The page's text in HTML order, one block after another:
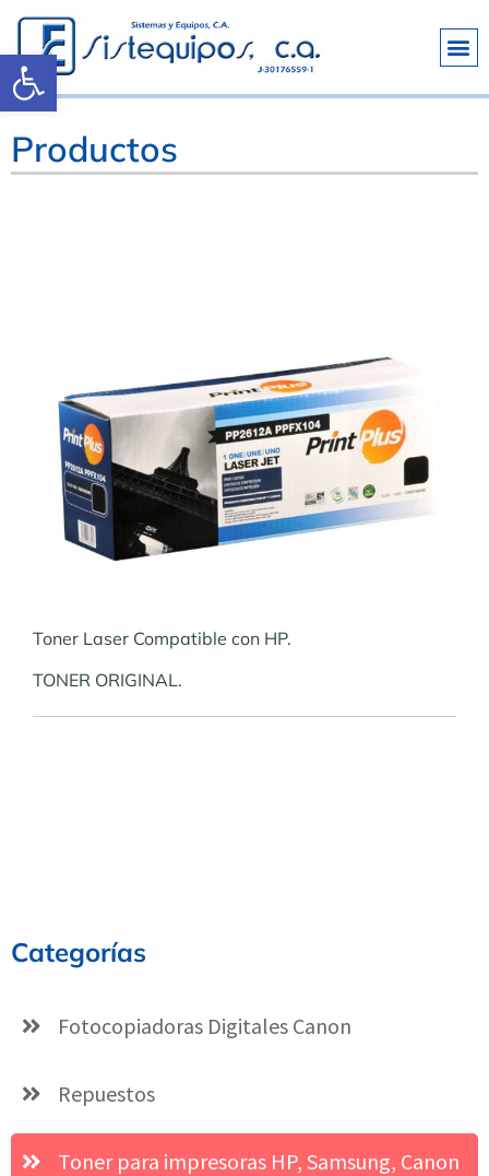
Abrir barra de herramientas
Productos
Toner Laser Compatible con HP.
TONER ORIGINAL.
Categorías
Fotocopiadoras Digitales Canon
Repuestos
Toner para impresoras HP, Samsung, Canon